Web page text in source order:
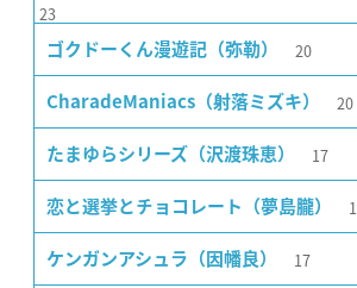
23
ゴクドーくん漫遊記（弥勒） 20
CharadeManiacs（射落ミズキ） 20
たまゆらシリーズ（沢渡珠恵） 17
恋と選挙とチョコレート（夢島朧）
ケンガンアシュラ（因幡良） 17